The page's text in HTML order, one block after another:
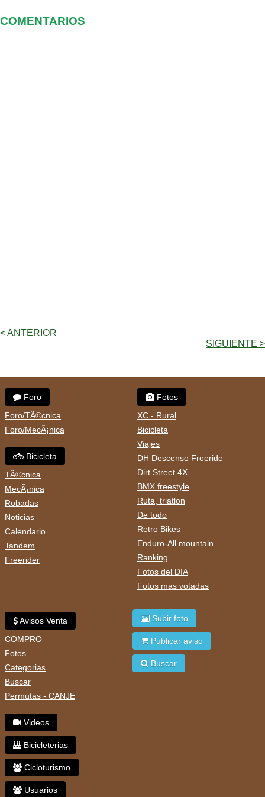
COMENTARIOS
< ANTERIOR
SIGUIENTE >
Foro
Foro/TÃ©cnica
Foro/MecÃ¡nica
Bicicleta
TÃ©cnica
MecÃ¡nica
Robadas
Noticias
Calendario
Tandem
Freerider
Fotos
XC - Rural
Bicicleta
Viajes
DH Descenso Freeride
Dirt Street 4X
BMX freestyle
Ruta, triatlon
De todo
Retro Bikes
Enduro-All mountain
Ranking
Fotos del DIA
Fotos mas votadas
Avisos Venta
COMPRO
Fotos
Categorias
Buscar
Permutas - CANJE
Videos
Bicicleterias
Cicloturismo
Usuarios
Subir foto
Publicar aviso
Buscar